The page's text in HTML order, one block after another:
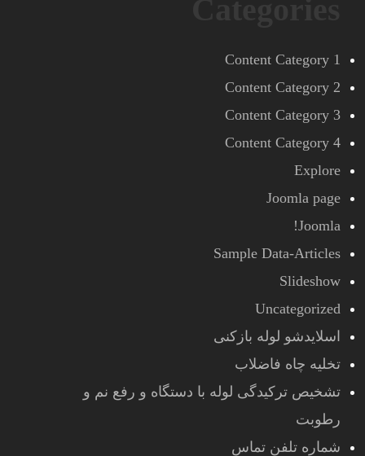
Content Category 1
Content Category 2
Content Category 3
Content Category 4
Explore
Joomla page
Joomla!
Sample Data-Articles
Slideshow
Uncategorized
اسلایدشو لوله بازکنی
تخلیه چاه فاضلاب
تشخیص ترکیدگی لوله با دستگاه و رفع نم و
رطوبت
شماره تلفن تماس